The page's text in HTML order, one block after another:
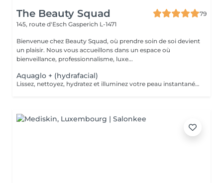
The Beauty Squad
79
145, route d'Esch Gasperich L-1471
Bienvenue chez Beauty Squad, où prendre soin de soi devient
un plaisir. Nous vous accueillons dans un espace où
bienveillance, professionnalisme, luxe...
Aquaglo + (hydrafacial)
Lissez, nettoyez, hydratez et illuminez votre peau instantanément grâce à notre soin Aquaglo+ et sa technologie exclusive. Ce soin est une véritable innovation inégalable dans la revitalisation d'une peau éclatante,Aquaglo + est 100% personnalisable en fonction de chaque état de peau. 1 soin : 145€ Forfait 5 soins : 650€